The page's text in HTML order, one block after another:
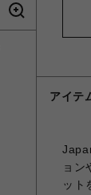
アイテ
ョン
ット